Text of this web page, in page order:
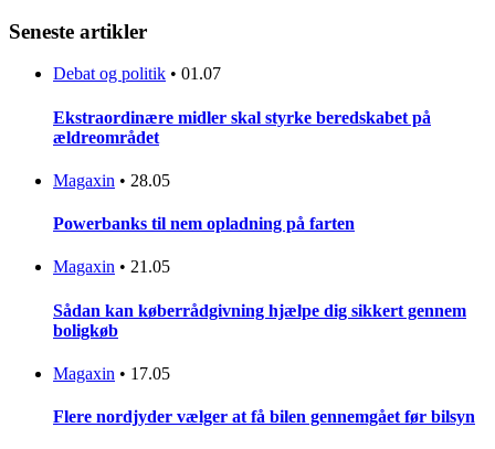
Seneste artikler
Debat og politik • 01.07
Ekstraordinære midler skal styrke beredskabet på
ældreområdet
Magaxin • 28.05
Powerbanks til nem opladning på farten
Magaxin • 21.05
Sådan kan køberrådgivning hjælpe dig sikkert gennem
boligkøb
Magaxin • 17.05
Flere nordjyder vælger at få bilen gennemgået før bilsyn